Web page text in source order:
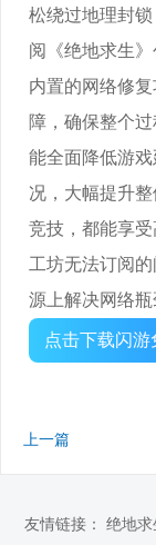
松绕过地理封
阅《绝地求生
内置的网络修
障，确保整个
能全面降低游
况，大幅提升
竞技，都能享
工坊无法订阅
源上解决网络瓶
点击下载闪游
上一篇
友情链接： 绝地求